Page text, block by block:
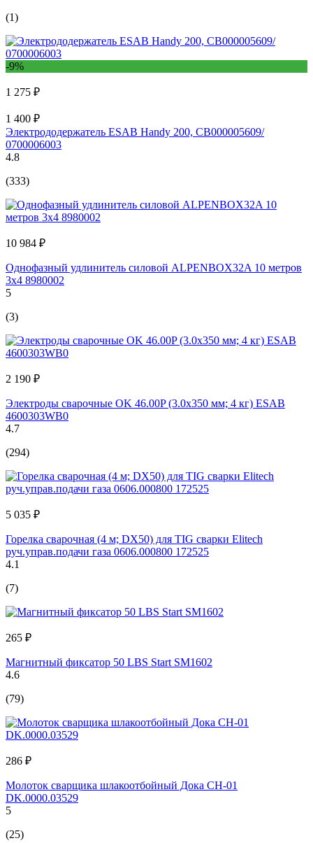
(1)
-9%
1 275 ₽
1 400 ₽
Электрододержатель ESAB Handy 200, СВ000005609/
0700006003
4.8
(333)
10 984 ₽
Однофазный удлинитель силовой ALPENBOX32A 10 метров
3х4 8980002
5
(3)
2 190 ₽
Электроды сварочные OK 46.00P (3.0х350 мм; 4 кг) ESAB
4600303WB0
4.7
(294)
5 035 ₽
Горелка сварочная (4 м; DX50) для TIG сварки Elitech
руч.управ.подачи газа 0606.000800 172525
4.1
(7)
265 ₽
Магнитный фиксатор 50 LBS Start SM1602
4.6
(79)
286 ₽
Молоток сварщика шлакоотбойный Дока СН-01
DK.0000.03529
5
(25)